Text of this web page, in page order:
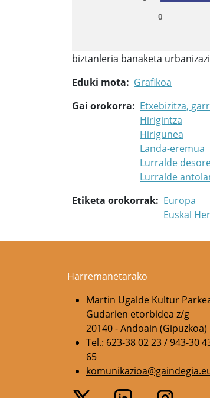
biztanleria banaketa
Eduki mota
Grafikoa
Gai orokorra
Etxebizitza,
Hirigintza
Hirigunea
Landa-eremua
Lurralde
Lurralde
Etiketa orokorrak
Europa
Euskal
Harremanetarako
Martin Ugalde Kultur
Gudarien etorbidea z/g
20140 - Andoain (Gipuzkoa)
Tel.: 623-38 02 23 / 943-30
65